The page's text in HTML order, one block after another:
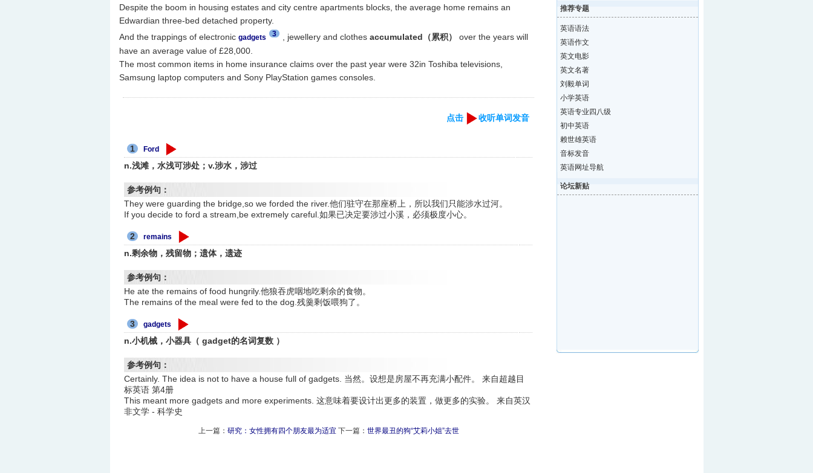
Despite the boom in housing estates and city centre apartments blocks, the average home remains an
Edwardian three-bed detached property.
And the trappings of electronic gadgets 3 , jewellery and clothes accumulated（累积）
over the years will
have an average value of £28,000.
The most common items in home insurance claims over the past year were 32in Toshiba televisions,
Samsung laptop computers and Sony PlayStation games consoles.
点击 收听单词发音
1 Ford
n.浅滩，水浅可涉处；v.涉水，涉过
参考例句：
They were guarding the bridge,so we forded the river.他们驻守在那座桥上，所以我们只能涉水过河。
If you decide to ford a stream,be extremely careful.如果已决定要涉过小溪，必须极度小心。
2 remains
n.剩余物，残留物；遗体，遗迹
参考例句：
He ate the remains of food hungrily.他狼吞虎咽地吃剩余的食物。
The remains of the meal were fed to the dog.残羹剩饭喂狗了。
3 gadgets
n.小机械，小器具（ gadget的名词复数 ）
参考例句：
Certainly. The idea is not to have a house full of gadgets. 当然。设想是房屋不再充满小配件。 来自超越目
标英语 第4册
This meant more gadgets and more experiments. 这意味着要设计出更多的装置，做更多的实验。 来自英汉
非文学 - 科学史
上一篇： 研究：女性拥有四个朋友最为适宜 下一篇： 世界最丑的狗“艾莉小姐”去世
推荐专题
英语语法
英语作文
英文电影
英文名著
刘毅单词
小学英语
英语专业四八级
初中英语
赖世雄英语
音标发音
英语网址导航
论坛新贴